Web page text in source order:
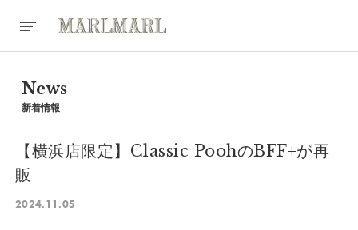
News
新着情報
【横浜店限定】Classic PoohのBFF+が再
販
2024.11.05